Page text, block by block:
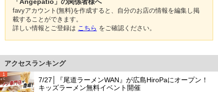
favyアカウント(無料)を作成すると、自分のお店の情報を編集し掲
載することができます。
詳しい情報とご登録は こちら をご確認ください。
アクセスランキング
1
7/27│『尾道ラーメンWAN』が広島HiroPaにオープン！
キッズラーメン無料イベント開催